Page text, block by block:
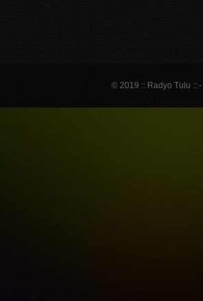
© 2019 :: Radyo Tulu :: -